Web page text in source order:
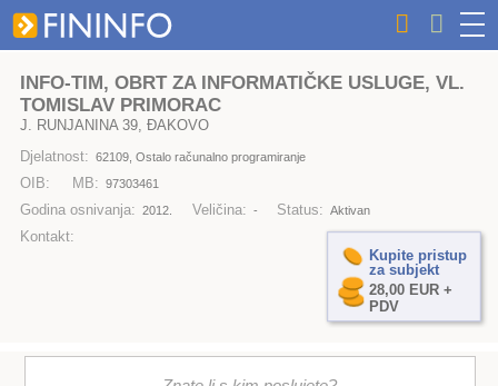
INFO-TIM, OBRT ZA INFORMATIČKE USLUGE, VL.
TOMISLAV PRIMORAC
J. RUNJANINA 39, ĐAKOVO
Djelatnost: 62109, Ostalo računalno programiranje
OIB: MB: 97303461
Godina osnivanja: 2012. Veličina: - Status: Aktivan
Kontakt:
Kupite pristup
za subjekt
28,00 EUR +
PDV